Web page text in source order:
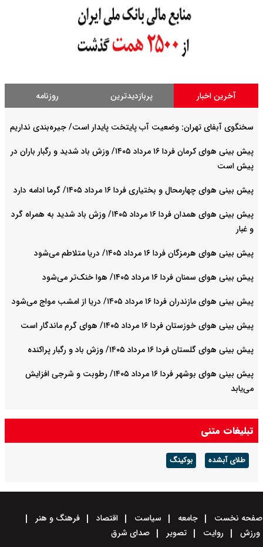
آخرین اخبار پربازدیدترین روزنامه
سخنگوی آبفای تهران: وضعیت آب پایتخت پایدار است/ جیره‌بندی نداریم
پیش بینی هوای کرمان فردا ۱۶ مرداد ۱۴۰۵/ وزش باد شدید و رگبار باران در
پیش است
پیش بینی هوای چهارمحال و بختیاری فردا ۱۶ مرداد ۱۴۰۵/ گرما ادامه دارد
پیش بینی هوای همدان فردا ۱۶ مرداد ۱۴۰۵/ وزش باد شدید به همراه گرد
و غبار
پیش بینی هوای هرمزگان فردا ۱۶ مرداد ۱۴۰۵/ دریا متلاطم می‌شود
پیش بینی هوای سمنان فردا ۱۶ مرداد ۱۴۰۵/ هوا خنک‌تر می‌شود
پیش بینی هوای مازندران فردا ۱۶ مرداد ۱۴۰۵/ دریا از امشب مواج می‌شود
پیش بینی هوای خوزستان فردا ۱۶ مرداد ۱۴۰۵/ هوای گرم ماندگار است
پیش بینی هوای گلستان فردا ۱۶ مرداد ۱۴۰۵/ وزش باد و رگبار پراکنده
پیش بینی هوای بوشهر فردا ۱۶ مرداد ۱۴۰۵/ رطوبت و شرجی افزایش
می‌یابد
تبلیغات متنی
طلای آبشده بوکینگ
صفحه نخست جامعه سیاست اقتصاد
فرهنگ و هنر
ورزش
روایت تصویر صدای شرق